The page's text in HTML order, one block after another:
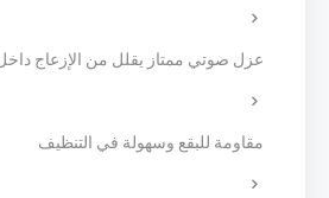
عزل صوتي ممتاز يقلل من الإزعاج داخل
مقاومة للبقع وسهولة في التنظيف